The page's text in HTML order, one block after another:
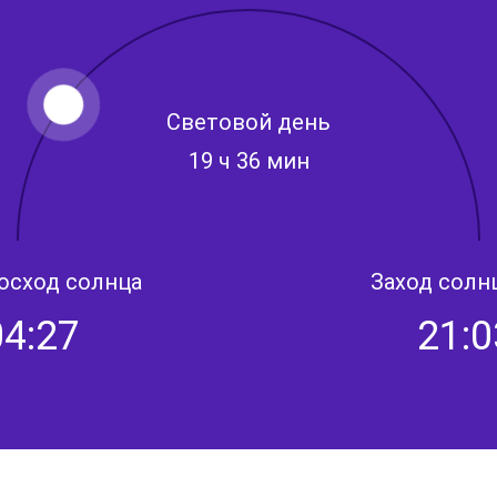
Световой день
19 ч 36 мин
солнца Заход